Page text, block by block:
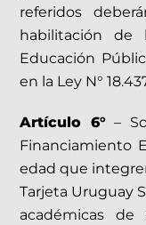
referidos
habilitación de
Educación
en la Ley N°
Artículo 6°–
Financiamiento
edad que
Tarjeta Uruguay
académicas